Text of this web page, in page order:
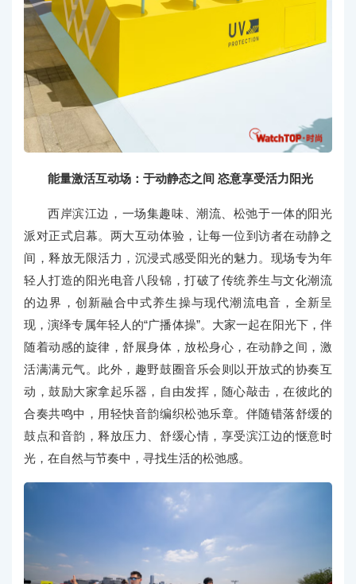
能量激活互动场：于动静态之间 恣意享受活力阳光
西岸滨江边，一场集趣味、潮流、松弛于一体的阳光
派对正式启幕。两大互动体验，让每一位到访者在动静之
间，释放无限活力，沉浸式感受阳光的魅力。现场专为年
轻人打造的阳光电音八段锦，打破了传统养生与文化潮流
的边界，创新融合中式养生操与现代潮流电音，全新呈
现，演绎专属年轻人的“广播体操”。大家一起在阳光下，伴
随着动感的旋律，舒展身体，放松身心，在动静之间，激
活满满元气。此外，趣野鼓圈音乐会则以开放式的协奏互
动，鼓励大家拿起乐器，自由发挥，随心敲击，在彼此的
合奏共鸣中，用轻快音韵编织松弛乐章。伴随错落舒缓的
鼓点和音韵，释放压力、舒缓心情，享受滨江边的惬意时
光，在自然与节奏中，寻找生活的松弛感。